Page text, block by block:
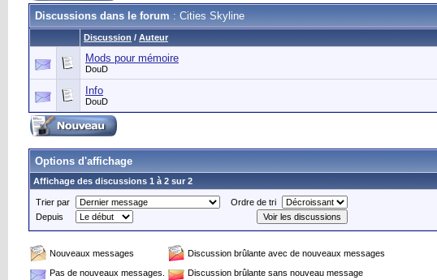
Discussions dans le forum : Cities Skyline
Discussion / Auteur
Mods pour mémoire
DouD
Info
DouD
Options d'affichage
Affichage des discussions 1 à 2 sur 2
Trier par
Ordre de tri
Depuis
Nouveaux messages
Discussion brûlante avec de nouveaux messages
Pas de nouveaux messages.
Discussion brûlante sans nouveau message